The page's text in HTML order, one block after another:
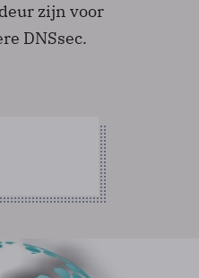
zijn voor
DNSsec.